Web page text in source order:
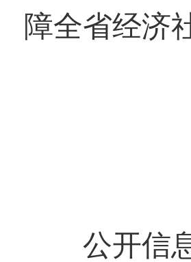
障全省经济
公开信